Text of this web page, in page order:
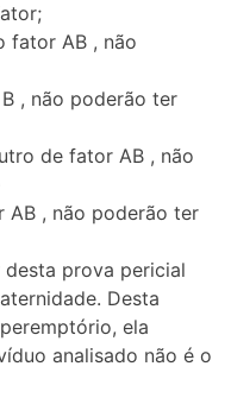
fator AB , não
, não poderão ter
de fator AB , não
AB , não poderão ter
prova pericial
Desta
ela
analisado não é o